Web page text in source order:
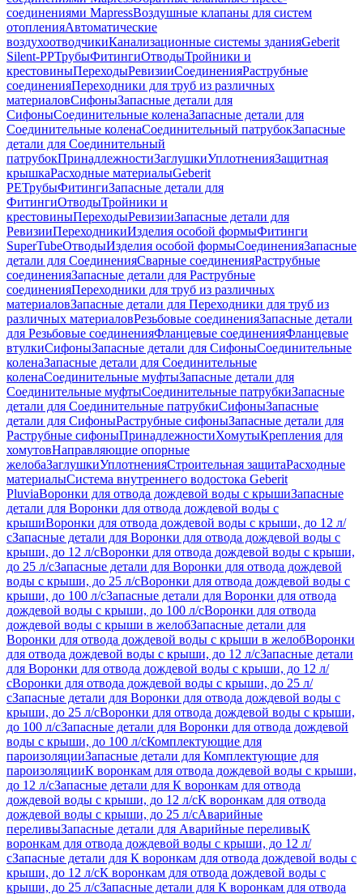
соединениями MapressВоздушные клапаны для систем
отопленияАвтоматические
воздухоотводчикиКанализационные системы зданияGeberit
Silent-PPТрубыФитингиОтводыТройники и
крестовиныПереходыРевизииСоединенияРаструбные
соединенияПереходники для труб из различных
материаловСифоныЗапасные детали для
СифоныСоединительные коленаЗапасные детали для
Соединительные коленаСоединительный патрубокЗапасные
детали для Соединительный
патрубокПринадлежностиЗаглушкиУплотненияЗащитная
крышкаРасходные материалыGeberit
PEТрубыФитингиЗапасные детали для
ФитингиОтводыТройники и
крестовиныПереходыРевизииЗапасные детали для
РевизииПереходникиИзделия особой формыФитинги
SuperTubeОтводыИзделия особой формыСоединенияЗапасные
детали для СоединенияСварные соединенияРаструбные
соединенияЗапасные детали для Раструбные
соединенияПереходники для труб из различных
материаловЗапасные детали для Переходники для труб из
различных материаловРезьбовые соединенияЗапасные детали
для Резьбовые соединенияФланцевые соединенияФланцевые
втулкиСифоныЗапасные детали для СифоныСоединительные
коленаЗапасные детали для Соединительные
коленаСоединительные муфтыЗапасные детали для
Соединительные муфтыСоединительные патрубкиЗапасные
детали для Соединительные патрубкиСифоныЗапасные
детали для СифоныРаструбные сифоныЗапасные детали для
Раструбные сифоныПринадлежностиХомутыКрепления для
хомутовНаправляющие опорные
желобаЗаглушкиУплотненияСтроительная защитаРасходные
материалыСистема внутреннего водостока Geberit
PluviaВоронки для отвода дождевой воды с крышиЗапасные
детали для Воронки для отвода дождевой воды с
крышиВоронки для отвода дождевой воды с крыши, до 12 л/
сЗапасные детали для Воронки для отвода дождевой воды с
крыши, до 12 л/сВоронки для отвода дождевой воды с крыши,
до 25 л/сЗапасные детали для Воронки для отвода дождевой
воды с крыши, до 25 л/сВоронки для отвода дождевой воды с
крыши, до 100 л/сЗапасные детали для Воронки для отвода
дождевой воды с крыши, до 100 л/сВоронки для отвода
дождевой воды с крыши в желобЗапасные детали для
Воронки для отвода дождевой воды с крыши в желобВоронки
для отвода дождевой воды с крыши, до 12 л/сЗапасные детали
для Воронки для отвода дождевой воды с крыши, до 12 л/
сВоронки для отвода дождевой воды с крыши, до 25 л/
сЗапасные детали для Воронки для отвода дождевой воды с
крыши, до 25 л/сВоронки для отвода дождевой воды с крыши,
до 100 л/сЗапасные детали для Воронки для отвода дождевой
воды с крыши, до 100 л/сКомплектующие для
пароизоляцииЗапасные детали для Комплектующие для
пароизоляцииК воронкам для отвода дождевой воды с крыши,
до 12 л/сЗапасные детали для К воронкам для отвода
дождевой воды с крыши, до 12 л/сК воронкам для отвода
дождевой воды с крыши, до 25 л/сАварийные
переливыЗапасные детали для Аварийные переливыК
воронкам для отвода дождевой воды с крыши, до 12 л/
сЗапасные детали для К воронкам для отвода дождевой воды с
крыши, до 12 л/сК воронкам для отвода дождевой воды с
крыши, до 25 л/сЗапасные детали для К воронкам для отвода